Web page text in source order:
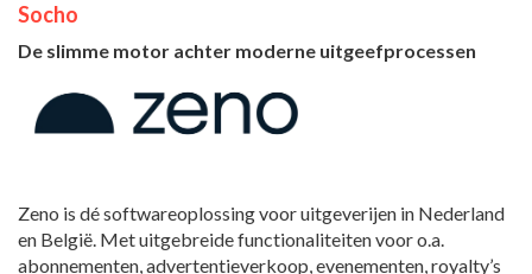
Socho
De slimme motor achter moderne uitgeefprocessen
Zeno is dé softwareoplossing voor uitgeverijen in Nederland
en België. Met uitgebreide functionaliteiten voor o.a.
abonnementen, advertentieverkoop, evenementen, royalty’s